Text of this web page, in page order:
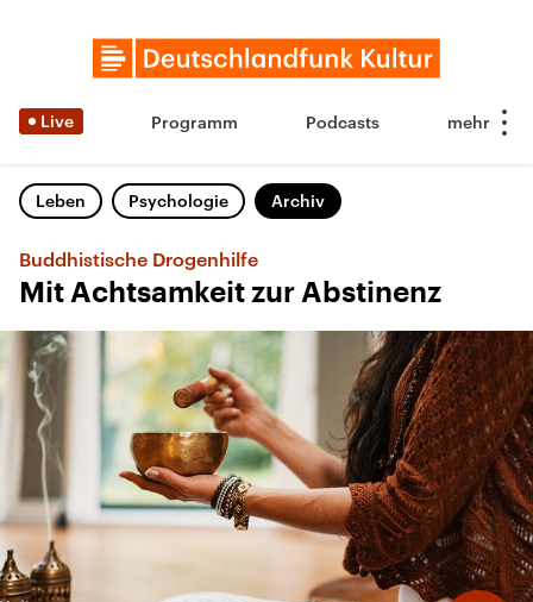
Live Programm Podcasts
Leben Psychologie Archiv
Buddhistische Drogenhilfe
Mit Achtsamkeit zur Abstinenz